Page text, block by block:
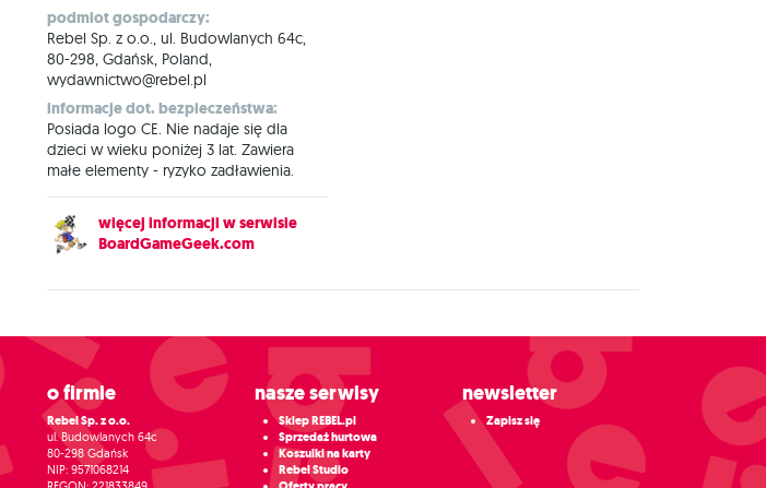
podmiot gospodarczy:
Rebel Sp. z o.o., ul. Budowlanych 64c,
80-298, Gdańsk, Poland,
wydawnictwo@rebel.pl
informacje dot. bezpieczeństwa:
Posiada logo CE. Nie nadaje się dla
dzieci w wieku poniżej 3 lat. Zawiera
małe elementy - ryzyko zadławienia.
więcej informacji w serwisie
BoardGameGeek.com
O firmie
Rebel Sp. z o.o.
ul. Budowlanych 64c
80-298 Gdańsk
NIP: 9571068214
Nasze serwisy
Sklep REBEL.pl
Sprzedaż hurtowa
Koszulki na karty
Rebel Studio
Newsletter
Zapisz się